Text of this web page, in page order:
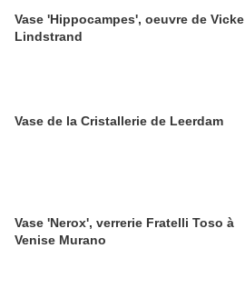
Vase 'Hippocampes', oeuvre de Vicke
Lindstrand
Vase de la Cristallerie de Leerdam
Vase 'Nerox', verrerie Fratelli Toso à
Venise Murano